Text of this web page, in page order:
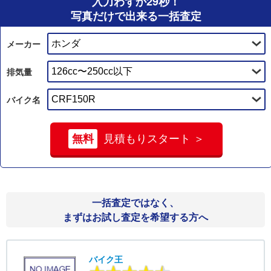
写真だけで出来る一括査定
メーカー
排気量
バイク名
無料 見積もりスタート ＞
一括査定ではなく、
まずはお試し査定を希望する方へ
バイク王